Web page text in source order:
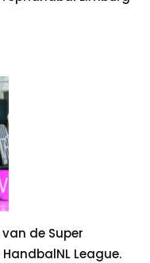
de Super
League.